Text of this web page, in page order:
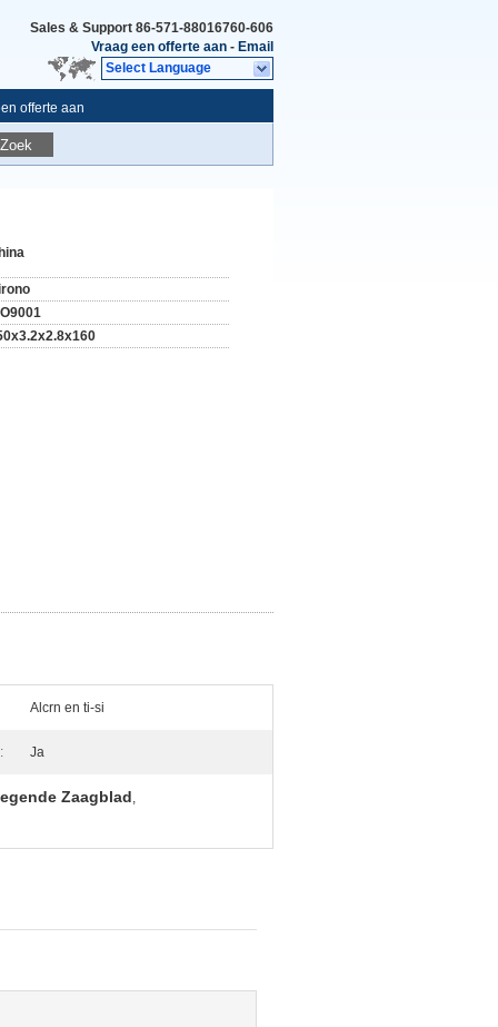
Sales & Support 86-571-88016760-606
Vraag een offerte aan - Email
Select Language
offerte aan
Zoek
Alcrn en ti-si
Ja
Zaagblad,